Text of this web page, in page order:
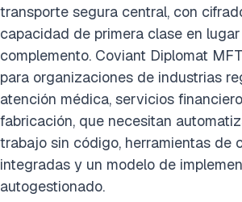
transporte segura central, con
capacidad de primera clase en
complemento. Coviant Diplomat
para organizaciones de industrias
atención médica, servicios
fabricación, que necesitan
trabajo sin código, herramientas de
integradas y un modelo de
autogestionado.